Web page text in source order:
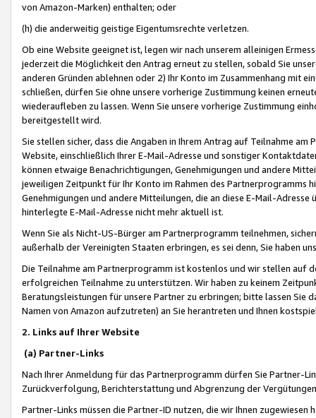
von Amazon-Marken) enthalten; oder
(h) die anderweitig geistige Eigentumsrechte verletzen.
Ob eine Website geeignet ist, legen wir nach unserem alleinigen
jederzeit die Möglichkeit den Antrag erneut zu stellen, sobald Sie
anderen Gründen ablehnen oder 2) Ihr Konto im Zusammenhang mit
schließen, dürfen Sie ohne unsere vorherige Zustimmung keinen
wiederaufleben zu lassen. Wenn Sie unsere vorherige Zustimmung
bereitgestellt wird.
Sie stellen sicher, dass die Angaben in Ihrem Antrag auf Teilnahme
Website, einschließlich Ihrer E-Mail-Adresse und sonstiger
können etwaige Benachrichtigungen, Genehmigungen und andere
jeweiligen Zeitpunkt für Ihr Konto im Rahmen des Partnerprogramms
Genehmigungen und andere Mitteilungen, die an diese E-Mail-
hinterlegte E-Mail-Adresse nicht mehr aktuell ist.
Wenn Sie als Nicht-US-Bürger am Partnerprogramm teilnehmen,
außerhalb der Vereinigten Staaten erbringen, es sei denn, Sie haben
Die Teilnahme am Partnerprogramm ist kostenlos und wir stellen auf
erfolgreichen Teilnahme zu unterstützen. Wir haben zu keinem
Beratungsleistungen für unsere Partner zu erbringen; bitte lassen Sie
Namen von Amazon aufzutreten) an Sie herantreten und Ihnen
2. Links auf Ihrer Website
(a) Partner-Links
Nach Ihrer Anmeldung für das Partnerprogramm dürfen Sie Partner-
Zurückverfolgung, Berichterstattung und Abgrenzung der
Partner-Links müssen die Partner-ID nutzen, die wir Ihnen zugewiesen